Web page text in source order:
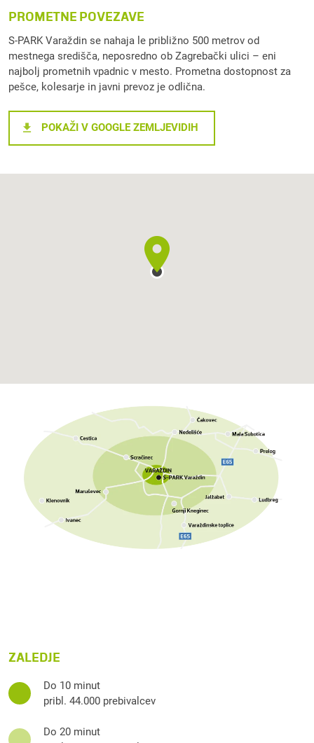
PROMETNE POVEZAVE
S-PARK Varaždin se nahaja le približno 500 metrov od
mestnega središča, neposredno ob Zagrebački ulici – eni
najbolj prometnih vpadnic v mesto. Prometna dostopnost za
pešce, kolesarje in javni prevoz je odlična.
POKAŽI V GOOGLE ZEMLJEVIDIH
ZALEDJE
Do 10 minut
pribl. 44.000 prebivalcev
Do 20 minut